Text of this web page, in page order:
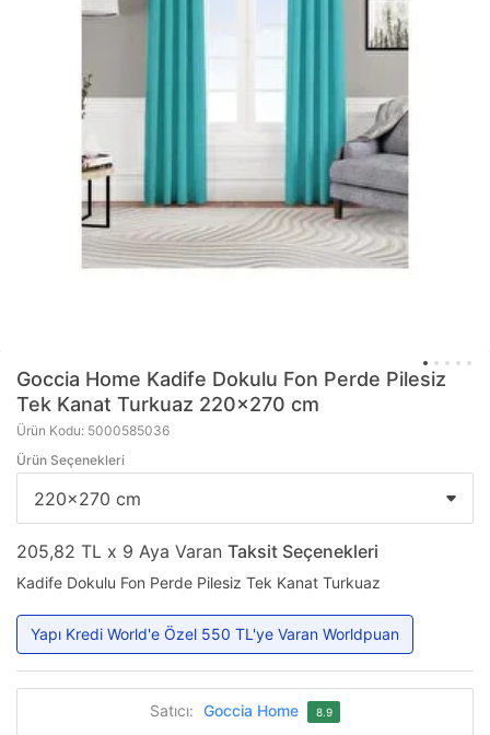
Goccia Home Kadife Dokulu Fon Perde Pilesiz
Tek Kanat Turkuaz 220x270 cm
Ürün Kodu: 5000585036
Ürün Seçenekleri
205,82 TL x 9 Aya Varan Taksit Seçenekleri
Kadife Dokulu Fon Perde Pilesiz Tek Kanat Turkuaz
Yapı Kredi World'e Özel 550 TL'ye Varan Worldpuan
Satıcı: Goccia Home 8.9